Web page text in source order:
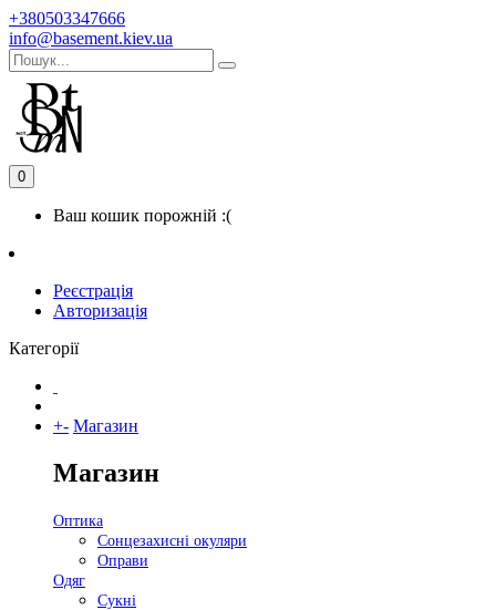
+380503347666
info@basement.kiev.ua
0
Ваш кошик порожній :(
Реєстрація
Авторизація
Категорії
+- Магазин
Магазин
Оптика
Сонцезахисні окуляри
Оправи
Одяг
Сукні